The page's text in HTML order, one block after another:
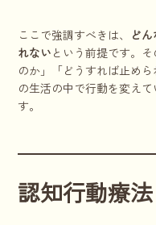
ここで強調すべきは、
ど
れない という前提です。
のか」「どうすれば止め
の生活の中で行動を変え
す。
認知行動療